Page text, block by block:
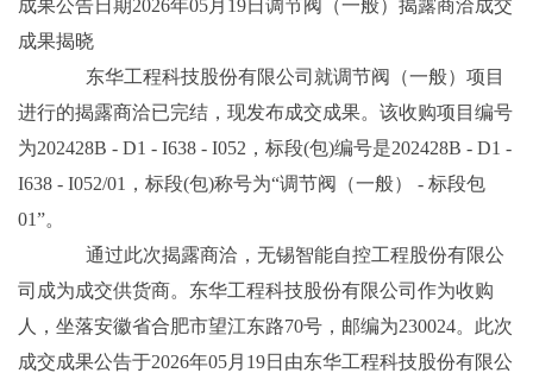
成果公告日期2026年05月19日调节阀（一般）揭露商洽成交
成果揭晓
东华工程科技股份有限公司就调节阀（一般）项目
进行的揭露商洽已完结，现发布成交成果。该收购项目编号
为202428B - D1 - I638 - I052，标段(包)编号是202428B - D1 -
I638 - I052/01，标段(包)称号为“调节阀（一般） - 标段包
01”。
通过此次揭露商洽，无锡智能自控工程股份有限公
司成为成交供货商。东华工程科技股份有限公司作为收购
人，坐落安徽省合肥市望江东路70号，邮编为230024。此次
成交成果公告于2026年05月19日由东华工程科技股份有限公